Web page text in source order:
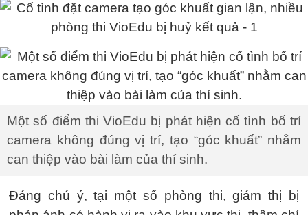
Một số điểm thi VioEdu bị phát hiện cố tình bố trí
camera không đúng vị trí, tạo “góc khuất” nhằm
can thiệp vào bài làm của thí sinh.
Đáng chú ý, tại một số phòng thi, giám thị bị